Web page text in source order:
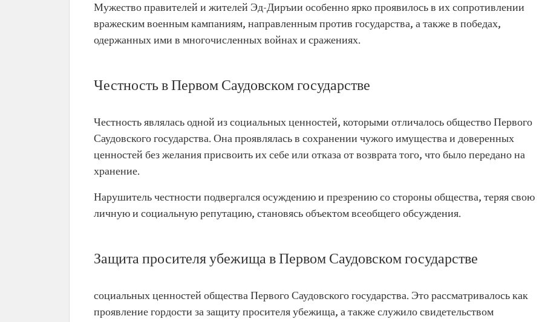
Мужество правителей и жителей Эд-Диръии особенно ярко проявилось в их сопротивлении
вражеским военным кампаниям, направленным против государства, а также в победах,
одержанных ими в многочисленных войнах и сражениях.
Честность в Первом Саудовском государстве
Честность являлась одной из социальных ценностей, которыми отличалось общество Первого
Саудовского государства. Она проявлялась в сохранении чужого имущества и доверенных
ценностей без желания присвоить их себе или отказа от возврата того, что было передано на
хранение.
Нарушитель честности подвергался осуждению и презрению со стороны общества, теряя свою
личную и социальную репутацию, становясь объектом всеобщего обсуждения.
Защита просителя убежища в Первом Саудовском государстве
социальных ценностей общества Первого Саудовского государства. Это рассматривалось как
проявление гордости за защиту просителя убежища, а также служило свидетельством